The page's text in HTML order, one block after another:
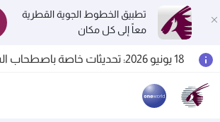
تطبيق الخطوط الجوية القطرية
معاً إلى كل مكان